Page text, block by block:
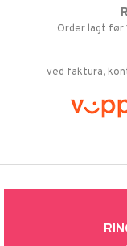
Order lagt før
ved faktura,